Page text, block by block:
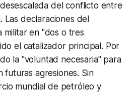
del conflicto entre
Las declaraciones del
militar en "dos o tres
el catalizador principal. Por
la "voluntad necesaria" para
futuras agresiones. Sin
mundial de petróleo y